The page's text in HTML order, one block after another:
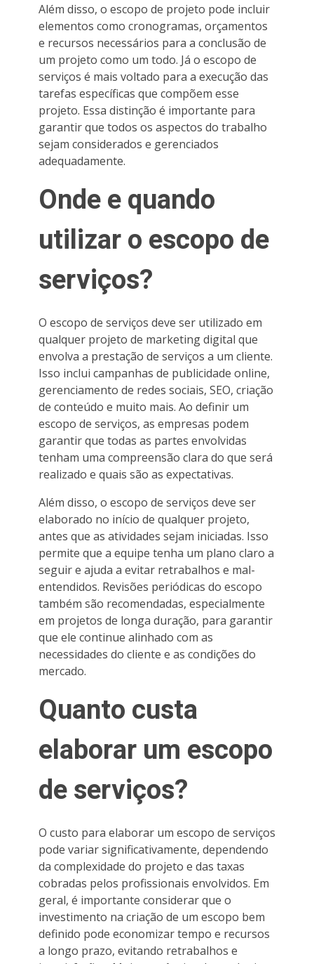
Além disso, o escopo de projeto pode incluir
elementos como cronogramas, orçamentos
e recursos necessários para a conclusão de
um projeto como um todo. Já o escopo de
serviços é mais voltado para a execução das
tarefas específicas que compõem esse
projeto. Essa distinção é importante para
garantir que todos os aspectos do trabalho
sejam considerados e gerenciados
adequadamente.
Onde e quando
utilizar o escopo de
serviços?
O escopo de serviços deve ser utilizado em
qualquer projeto de marketing digital que
envolva a prestação de serviços a um cliente.
Isso inclui campanhas de publicidade online,
gerenciamento de redes sociais, SEO, criação
de conteúdo e muito mais. Ao definir um
escopo de serviços, as empresas podem
garantir que todas as partes envolvidas
tenham uma compreensão clara do que será
realizado e quais são as expectativas.
Além disso, o escopo de serviços deve ser
elaborado no início de qualquer projeto,
antes que as atividades sejam iniciadas. Isso
permite que a equipe tenha um plano claro a
seguir e ajuda a evitar retrabalhos e mal-
entendidos. Revisões periódicas do escopo
também são recomendadas, especialmente
em projetos de longa duração, para garantir
que ele continue alinhado com as
necessidades do cliente e as condições do
mercado.
Quanto custa
elaborar um escopo
de serviços?
O custo para elaborar um escopo de serviços
pode variar significativamente, dependendo
da complexidade do projeto e das taxas
cobradas pelos profissionais envolvidos. Em
geral, é importante considerar que o
investimento na criação de um escopo bem
definido pode economizar tempo e recursos
a longo prazo, evitando retrabalhos e